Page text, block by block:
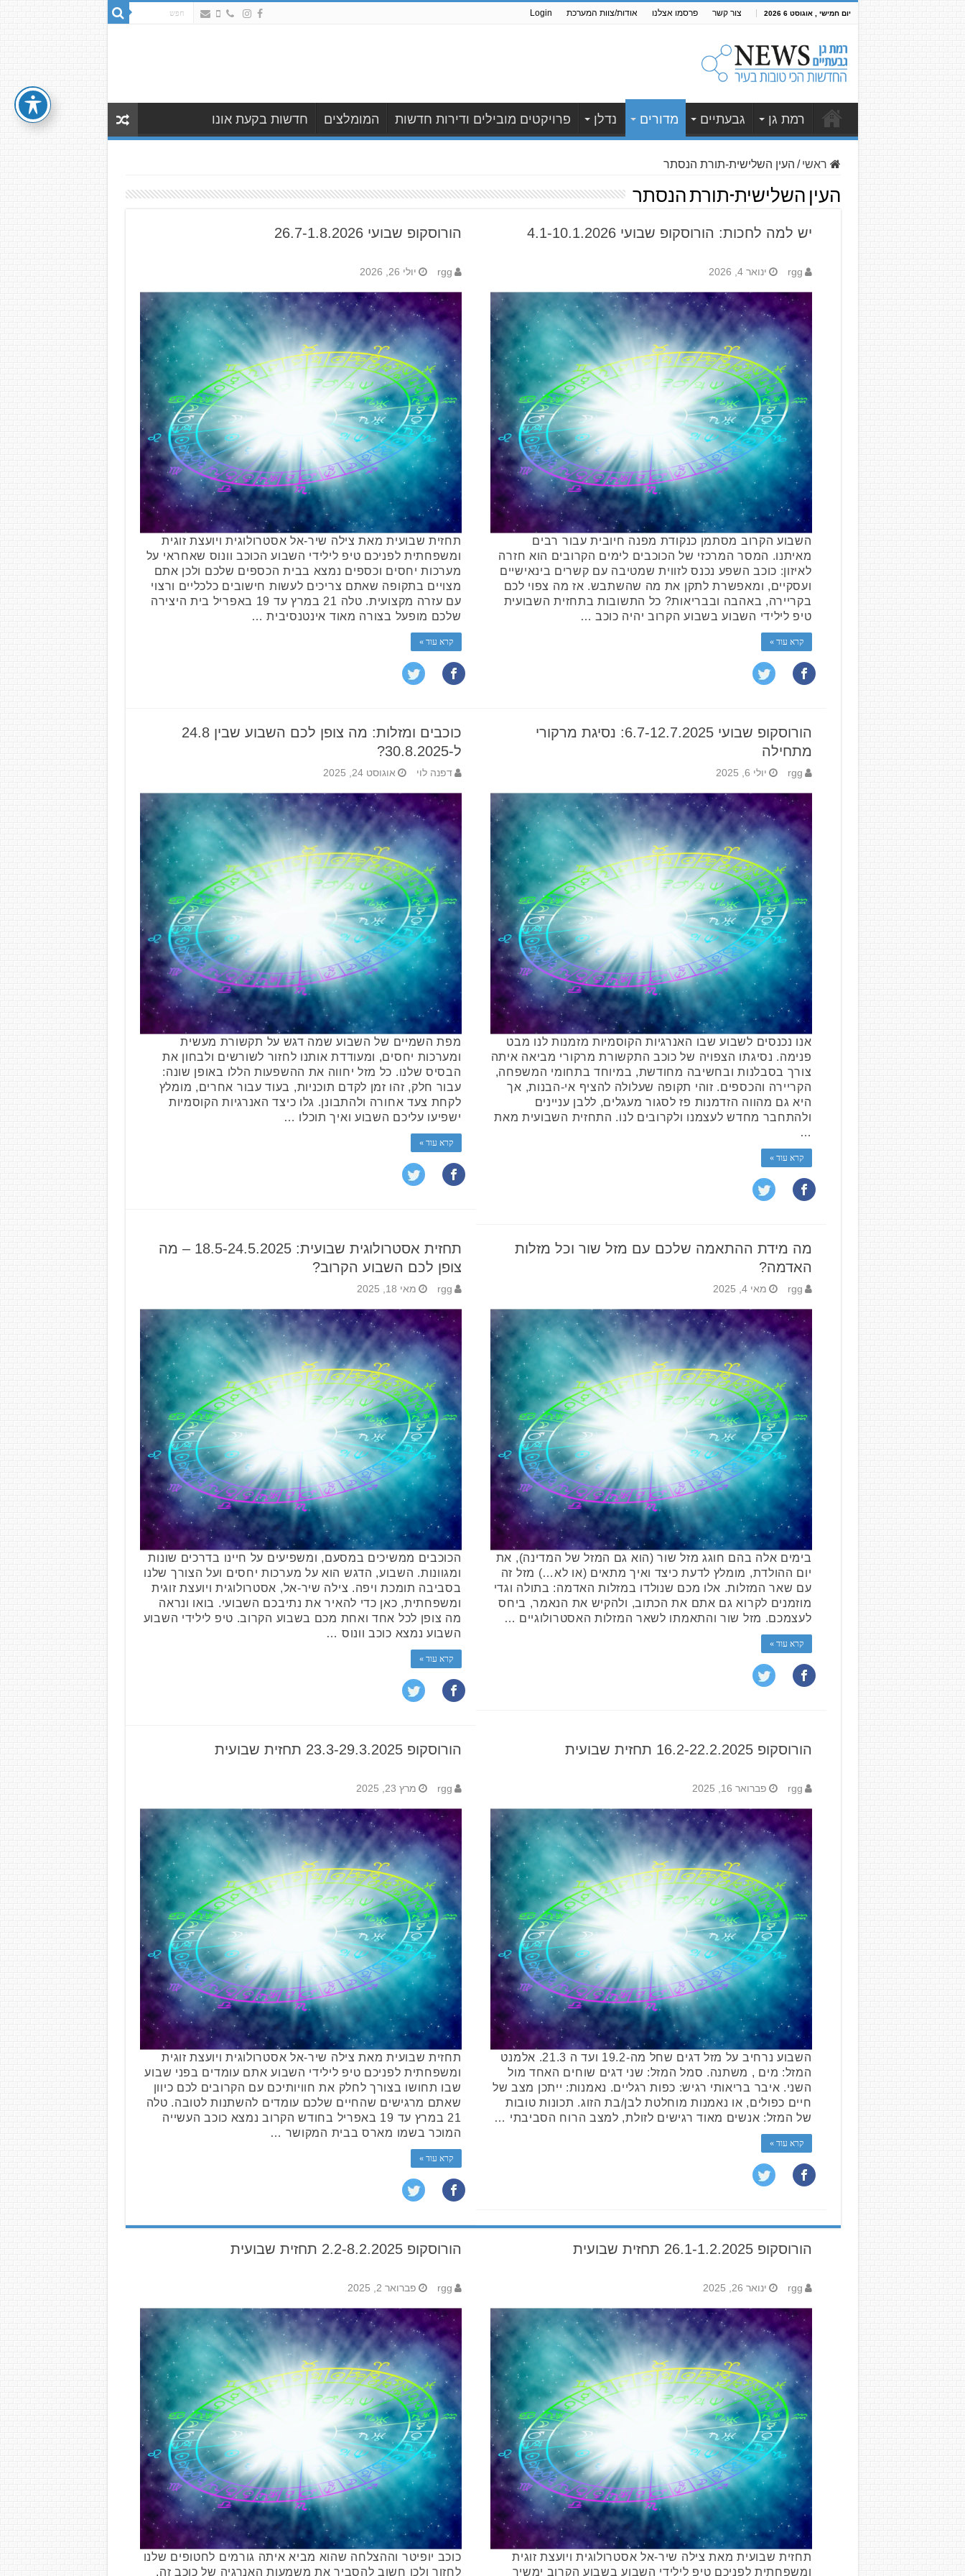
יום חמישי , אוגוסט 6 2026 צור קשר פרסמו אצלנו אודות/צוות המערכת Login
רמת גן גבעתיים מדורים נדלן פרויקטים מובילים ודירות חדשות המומלצים חדשות בקעת אונו
ראשי / העין השלישית-תורת הנסתר
העין השלישית-תורת הנסתר
הורוסקופ שבועי 26.7-1.8.2026
rgg יולי 26, 2026
תחזית שבועית מאת צילה שיר-אל אסטרולוגית ויועצת זוגית
ומשפחתית לפניכם טיפ לילידי השבוע הכוכב וונוס שאחראי על
מערכות יחסים וכספים נמצא בבית הכספים שלכם ולכן אתם
מצויים בתקופה שאתם צריכים לעשות חישובים כלכליים ורצוי
עם עזרה מקצועית. טלה 21 במרץ עד 19 באפריל בית היצירה
שלכם מופעל בצורה מאוד אינטנסיבית …
קרא עוד »
יש למה לחכות: הורוסקופ שבועי 4.1-10.1.2026
rgg ינואר 4, 2026
השבוע הקרוב מסתמן כנקודת מפנה חיובית עבור רבים
מאיתנו. המסר המרכזי של הכוכבים לימים הקרובים הוא חזרה
לאיזון: כוכב השפע נכנס לזווית שמטיבה עם קשרים בינאישיים
ועסקיים, ומאפשרת לתקן את מה שהשתבש. אז מה צפוי לכם
בקריירה, באהבה ובבריאות? כל התשובות בתחזית השבועית
טיפ לילידי השבוע בשבוע הקרוב יהיה כוכב …
קרא עוד »
כוכבים ומזלות: מה צופן לכם השבוע שבין 24.8
ל-30.8.2025?
דפנה לוי אוגוסט 24, 2025
מפת השמיים של השבוע שמה דגש על תקשורת מעשית
ומערכות יחסים, ומעודדת אותנו לחזור לשורשים ולבחון את
הבסיס שלנו. כל מזל יחווה את ההשפעות הללו באופן שונה:
עבור חלק, זהו זמן לקדם תוכניות, בעוד עבור אחרים, מומלץ
לקחת צעד אחורה ולהתבונן. גלו כיצד האנרגיות הקוסמיות
ישפיעו עליכם השבוע ואיך תוכלו …
קרא עוד »
הורוסקופ שבועי 6.7-12.7.2025: נסיגת מרקורי
מתחילה
rgg יולי 6, 2025
אנו נכנסים לשבוע שבו האנרגיות הקוסמיות מזמנות לנו מבט
פנימה. נסיגתו הצפויה של כוכב התקשורת מרקורי מביאה איתה
צורך בסבלנות ובחשיבה מחודשת, במיוחד בתחומי המשפחה,
הקריירה והכספים. זוהי תקופה שעלולה להציף אי-הבנות, אך
היא גם מהווה הזדמנות פז לסגור מעגלים, ללבן עניינים
ולהתחבר מחדש לעצמנו ולקרובים לנו. התחזית השבועית מאת
…
קרא עוד »
תחזית אסטרולוגית שבועית: 18.5-24.5.2025 – מה
צופן לכם השבוע הקרוב?
rgg מאי 18, 2025
הכוכבים ממשיכים במסעם, ומשפיעים על חיינו בדרכים שונות
ומגוונות. השבוע, הדגש הוא על מערכות יחסים ועל הצורך שלנו
בסביבה תומכת ויפה. צילה שיר-אל, אסטרולוגית ויועצת זוגית
ומשפחתית, כאן כדי להאיר את נתיבכם השבועי. בואו ונראה
מה צופן לכל אחד ואחת מכם בשבוע הקרוב. טיפ לילידי השבוע
השבוע נמצא כוכב וונוס …
קרא עוד »
מה מידת ההתאמה שלכם עם מזל שור וכל מזלות
האדמה?
rgg מאי 4, 2025
בימים אלה בהם חוגג מזל שור (הוא גם המזל של המדינה), את
יום ההולדת, מומלץ לדעת כיצד ואיך מתאים (או לא…) מזל זה
עם שאר המזלות. אלו מכם שנולדו במזלות האדמה: בתולה וגדי
מוזמנים לקרוא גם אתם את הכתוב, ולהקיש את הנאמר, ביחס
לעצמכם. מזל שור והתאמתו לשאר המזלות האסטרולוגיים …
קרא עוד »
הורוסקופ 23.3-29.3.2025 תחזית שבועית
rgg מרץ 23, 2025
תחזית שבועית מאת צילה שיר-אל אסטרולוגית ויועצת זוגית
ומשפחתית לפניכם טיפ לילידי השבוע אתם עומדים בפני שבוע
שבו תחושו בצורך לחלק את חוויותיכם עם הקרובים לכם כיוון
שאתם מרגישים שהחיים שלכם עומדים להשתנות לטובה. טלה
21 במרץ עד 19 באפריל בחודש הקרוב נמצא כוכב העשייה
המוכר בשמו מארס בבית המקושר …
קרא עוד »
הורוסקופ 16.2-22.2.2025 תחזית שבועית
rgg פברואר 16, 2025
השבוע נרחיב על מזל דגים שחל מה-19.2 ועד ה 21.3. אלמנט
המזל: מים , משתנה. סמל המזל: שני דגים שוחים האחד מול
השני. איבר בריאותי רגיש: כפות רגליים. נאמנות: ייתכן מצב של
חיים כפולים, או נאמנות מוחלטת לבן/בת הזוג. תכונות טובות
של המזל: אנשים מאוד רגישים לזולת, למצב הרוח הסביבתי …
קרא עוד »
הורוסקופ 2.2-8.2.2025 תחזית שבועית
rgg פברואר 2, 2025
כוכב יופיטר וההצלחה שהוא מביא איתה גורמים לחטופים שלנו
לחזור ולכן חשוב להסביר את משמעות האנרגיה של כוכב זה.
הורוסקופ 26.1-1.2.2025 תחזית שבועית
rgg ינואר 26, 2025
תחזית שבועית מאת צילה שיר-אל אסטרולוגית ויועצת זוגית
ומשפחתית לפניכם טיפ לילידי השבוע בשבוע הקרוב ימשיך